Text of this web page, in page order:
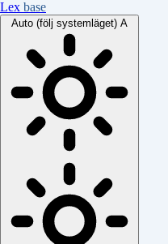
Lex base
Auto (följ systemläget) A